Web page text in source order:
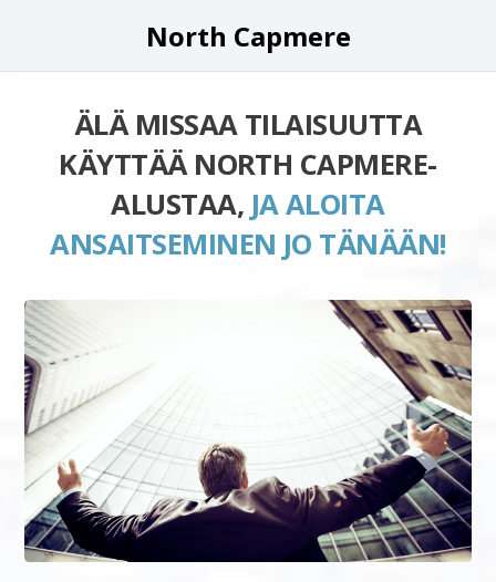
North Capmere
ÄLÄ MISSAA TILAISUUTTA
KÄYTTÄÄ NORTH CAPMERE-
ALUSTAA, JA ALOITA
ANSAITSEMINEN JO TÄNÄÄN!